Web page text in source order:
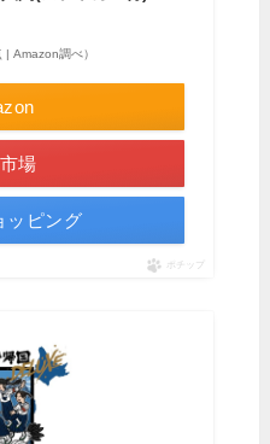
Amazon調べ）
場
ッピング
ポチップ